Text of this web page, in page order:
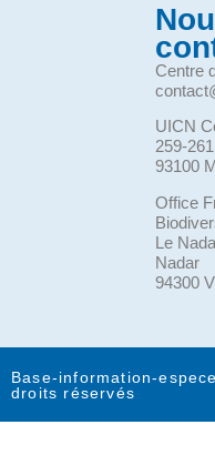
Centre
UICN
259-
93100
Office
Le
Nadar
94300
Base-information-
droits réservés